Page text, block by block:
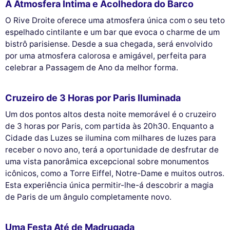
A Atmosfera Íntima e Acolhedora do Barco
O Rive Droite oferece uma atmosfera única com o seu teto
espelhado cintilante e um bar que evoca o charme de um
bistrô parisiense. Desde a sua chegada, será envolvido
por uma atmosfera calorosa e amigável, perfeita para
celebrar a Passagem de Ano da melhor forma.
Cruzeiro de 3 Horas por Paris Iluminada
Um dos pontos altos desta noite memorável é o cruzeiro
de 3 horas por Paris, com partida às 20h30. Enquanto a
Cidade das Luzes se ilumina com milhares de luzes para
receber o novo ano, terá a oportunidade de desfrutar de
uma vista panorâmica excepcional sobre monumentos
icônicos, como a Torre Eiffel, Notre-Dame e muitos outros.
Esta experiência única permitir-lhe-á descobrir a magia
de Paris de um ângulo completamente novo.
Uma Festa Até de Madrugada